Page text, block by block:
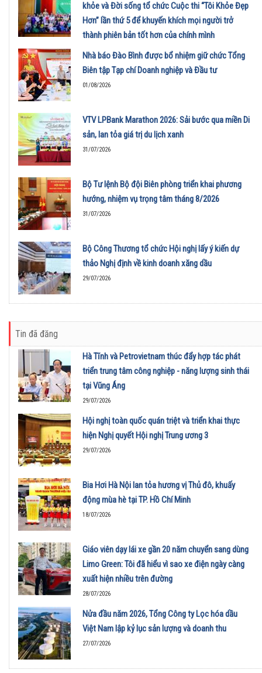
khỏe và Đời sống tổ chức Cuộc thi “Tôi Khỏe Đẹp
Hơn” lần thứ 5 để khuyến khích mọi người trở
thành phiên bản tốt hơn của chính mình
01/08/2026
Nhà báo Đào Bình được bổ nhiệm giữ chức Tổng
Biên tập Tạp chí Doanh nghiệp và Đầu tư
01/08/2026
VTV LPBank Marathon 2026: Sải bước qua miền Di
sản, lan tỏa giá trị du lịch xanh
31/07/2026
Bộ Tư lệnh Bộ đội Biên phòng triển khai phương
hướng, nhiệm vụ trọng tâm tháng 8/2026
31/07/2026
Bộ Công Thương tổ chức Hội nghị lấy ý kiến dự
thảo Nghị định về kinh doanh xăng dầu
29/07/2026
Tin đã đăng
Hà Tĩnh và Petrovietnam thúc đẩy hợp tác phát
triển trung tâm công nghiệp - năng lượng sinh thái
tại Vũng Áng
29/07/2026
Hội nghị toàn quốc quán triệt và triển khai thực
hiện Nghị quyết Hội nghị Trung ương 3
29/07/2026
Bia Hơi Hà Nội lan tỏa hương vị Thủ đô, khuấy
động mùa hè tại TP. Hồ Chí Minh
18/07/2026
Giáo viên dạy lái xe gần 20 năm chuyển sang dùng
Limo Green: Tôi đã hiểu vì sao xe điện ngày càng
xuất hiện nhiều trên đường
28/07/2026
Nửa đầu năm 2026, Tổng Công ty Lọc hóa dầu
Việt Nam lập kỷ lục sản lượng và doanh thu
27/07/2026